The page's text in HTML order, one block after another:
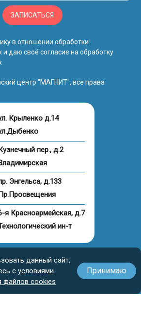
данный сайт,
с условиями
файлов cookies
Принимаю
ЗАПИСАТЬСЯ
в отношении обработки
и даю своё согласие на обработку
центр "МАГНИТ", все права
Крыленко д.14
Кузнечный пер., д.2
Энгельса, д.133
Пр.Просвещения
я Красноармейская, д.7
ин-т
Налоговый вычет